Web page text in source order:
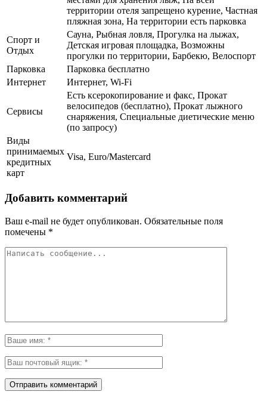
территории отеля запрещено курение, Частная
пляжная зона, На территории есть парковка
Спорт и
Отдых
Сауна, Рыбная ловля, Прогулка на лыжах,
Детская игровая площадка, Возможны
прогулки по территории, Барбекю, Велоспорт
Парковка
Парковка бесплатно
Интернет
Интернет, Wi-Fi
Сервисы
Есть ксерокопирование и факс, Прокат
велосипедов (бесплатно), Прокат лыжного
снаряжения, Специальные диетические меню
(по запросу)
Виды
принимаемых
кредитных
карт
Visa, Euro/Mastercard
Добавить комментарий
Ваш e-mail не будет опубликован. Обязательные поля
помечены *